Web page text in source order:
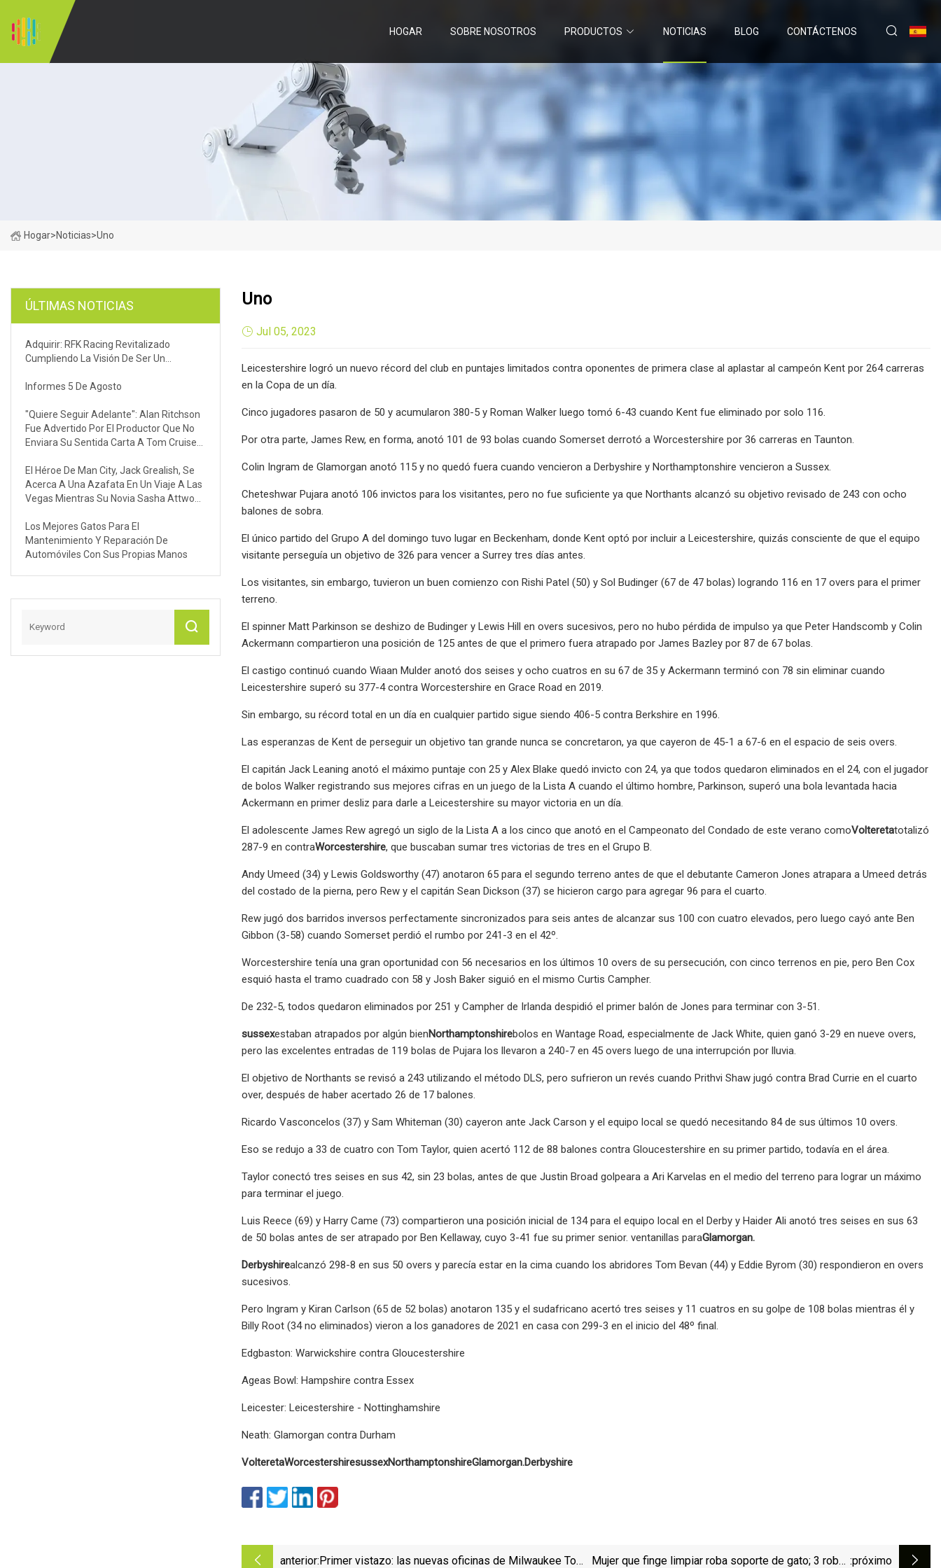
HOGAR SOBRE NOSOTROS PRODUCTOS NOTICIAS BLOG CONTÁCTENOS
Hogar>Noticias>Uno
ÚLTIMAS NOTICIAS
Adquirir: RFK Racing Revitalizado
Cumpliendo La Visión De Ser Un...
Informes 5 De Agosto
"Quiere Seguir Adelante": Alan Ritchson
Fue Advertido Por El Productor Que No
Enviara Su Sentida Carta A Tom Cruise
Reacher Por Una Razón Específica
El Héroe De Man City, Jack Grealish, Se
Acerca A Una Azafata En Un Viaje A Las
Vegas Mientras Su Novia Sasha Attwood
Los Mejores Gatos Para El
Mantenimiento Y Reparación De
Automóviles Con Sus Propias Manos
Uno
Jul 05, 2023
Leicestershire logró un nuevo récord del club en puntajes limitados contra oponentes de primera clase al aplastar al campeón Kent por 264 carreras
en la Copa de un día.
Cinco jugadores pasaron de 50 y acumularon 380-5 y Roman Walker luego tomó 6-43 cuando Kent fue eliminado por solo 116.
Por otra parte, James Rew, en forma, anotó 101 de 93 bolas cuando Somerset derrotó a Worcestershire por 36 carreras en Taunton.
Colin Ingram de Glamorgan anotó 115 y no quedó fuera cuando vencieron a Derbyshire y Northamptonshire vencieron a Sussex.
Cheteshwar Pujara anotó 106 invictos para los visitantes, pero no fue suficiente ya que Northants alcanzó su objetivo revisado de 243 con ocho
balones de sobra.
El único partido del Grupo A del domingo tuvo lugar en Beckenham, donde Kent optó por incluir a Leicestershire, quizás consciente de que el equipo
visitante perseguía un objetivo de 326 para vencer a Surrey tres días antes.
Los visitantes, sin embargo, tuvieron un buen comienzo con Rishi Patel (50) y Sol Budinger (67 de 47 bolas) logrando 116 en 17 overs para el primer
terreno.
El spinner Matt Parkinson se deshizo de Budinger y Lewis Hill en overs sucesivos, pero no hubo pérdida de impulso ya que Peter Handscomb y Colin
Ackermann compartieron una posición de 125 antes de que el primero fuera atrapado por James Bazley por 87 de 67 bolas.
El castigo continuó cuando Wiaan Mulder anotó dos seises y ocho cuatros en su 67 de 35 y Ackermann terminó con 78 sin eliminar cuando
Leicestershire superó su 377-4 contra Worcestershire en Grace Road en 2019.
Sin embargo, su récord total en un día en cualquier partido sigue siendo 406-5 contra Berkshire en 1996.
Las esperanzas de Kent de perseguir un objetivo tan grande nunca se concretaron, ya que cayeron de 45-1 a 67-6 en el espacio de seis overs.
El capitán Jack Leaning anotó el máximo puntaje con 25 y Alex Blake quedó invicto con 24, ya que todos quedaron eliminados en el 24, con el jugador
de bolos Walker registrando sus mejores cifras en un juego de la Lista A cuando el último hombre, Parkinson, superó una bola levantada hacia
Ackermann en primer desliz para darle a Leicestershire su mayor victoria en un día.
El adolescente James Rew agregó un siglo de la Lista A a los cinco que anotó en el Campeonato del Condado de este verano comoVolteretatotalizó
287-9 en contraWorcestershire, que buscaban sumar tres victorias de tres en el Grupo B.
Andy Umeed (34) y Lewis Goldsworthy (47) anotaron 65 para el segundo terreno antes de que el debutante Cameron Jones atrapara a Umeed detrás
del costado de la pierna, pero Rew y el capitán Sean Dickson (37) se hicieron cargo para agregar 96 para el cuarto.
Rew jugó dos barridos inversos perfectamente sincronizados para seis antes de alcanzar sus 100 con cuatro elevados, pero luego cayó ante Ben
Gibbon (3-58) cuando Somerset perdió el rumbo por 241-3 en el 42º.
Worcestershire tenía una gran oportunidad con 56 necesarios en los últimos 10 overs de su persecución, con cinco terrenos en pie, pero Ben Cox
esquió hasta el tramo cuadrado con 58 y Josh Baker siguió en el mismo Curtis Campher.
De 232-5, todos quedaron eliminados por 251 y Campher de Irlanda despidió el primer balón de Jones para terminar con 3-51.
sussexestaban atrapados por algún bienNorthamptonshirebolos en Wantage Road, especialmente de Jack White, quien ganó 3-29 en nueve overs,
pero las excelentes entradas de 119 bolas de Pujara los llevaron a 240-7 en 45 overs luego de una interrupción por lluvia.
El objetivo de Northants se revisó a 243 utilizando el método DLS, pero sufrieron un revés cuando Prithvi Shaw jugó contra Brad Currie en el cuarto
over, después de haber acertado 26 de 17 balones.
Ricardo Vasconcelos (37) y Sam Whiteman (30) cayeron ante Jack Carson y el equipo local se quedó necesitando 84 de sus últimos 10 overs.
Eso se redujo a 33 de cuatro con Tom Taylor, quien acertó 112 de 88 balones contra Gloucestershire en su primer partido, todavía en el área.
Taylor conectó tres seises en sus 42, sin 23 bolas, antes de que Justin Broad golpeara a Ari Karvelas en el medio del terreno para lograr un máximo
para terminar el juego.
Luis Reece (69) y Harry Came (73) compartieron una posición inicial de 134 para el equipo local en el Derby y Haider Ali anotó tres seises en sus 63
de 50 bolas antes de ser atrapado por Ben Kellaway, cuyo 3-41 fue su primer senior. ventanillas paraGlamorgan.
Derbyshirealcanzó 298-8 en sus 50 overs y parecía estar en la cima cuando los abridores Tom Bevan (44) y Eddie Byrom (30) respondieron en overs
sucesivos.
Pero Ingram y Kiran Carlson (65 de 52 bolas) anotaron 135 y el sudafricano acertó tres seises y 11 cuatros en su golpe de 108 bolas mientras él y
Billy Root (34 no eliminados) vieron a los ganadores de 2021 en casa con 299-3 en el inicio del 48º final.
Edgbaston: Warwickshire contra Gloucestershire
Ageas Bowl: Hampshire contra Essex
Leicester: Leicestershire - Nottinghamshire
Neath: Glamorgan contra Durham
VolteretaWorcestershiresussexNorthamptonshireGlamorgan.Derbyshire
anterior:Primer vistazo: las nuevas oficinas de Milwaukee Tool
Mujer que finge limpiar roba soporte de gato; 3 roban
:próximo